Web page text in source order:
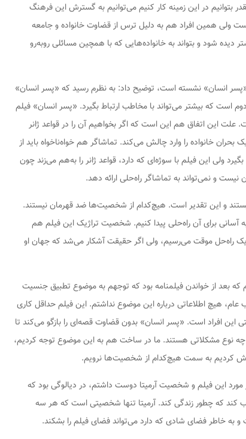
بتوانیم در این زمینه کار کنیم می‌توانیم به گسترش این فرهنگ
ولی همین افراد هم به دلیل ترس از قضاوت خانواده و جامعه
دیده شود و بتواند به خانواده‌هایی که با همچین مسائلی روبه‌رو
انسان» نشسته است، توضیح داد: به نظرم رسید که «پسر انسان»
است که بیشتر می‌تواند با مخاطب ارتباط بگیرد. «پسر انسان» فیلم
علت این اتفاق هم این است که اگر بخواهیم آن را در قواعد ژانر
خانواده را وارد چالش می‌کند. تماشاگر هم خواه‌ناخواه باید از
ولی این فیلم با سوژه‌ای که دارد، قواعد ژانر را به‌هم می‌زند چون
نیست و نمی‌تواند به تماشاگر راه‌حلی ارائه دهد.
و این تقدیر است. هیچ‌کدام از شخصیت‌ها ضد قهرمان نیستند.
به آسانی برای آن راه‌حلی پیدا کنیم. شخصیت تراژیک این فیلم هم
یک راه‌حل موقت می‌رسیم، ولی اگر حقیقت آشکار می‌شد که جهان او
که بعد از خواندن فیلمنامه بود که توجهم به موضوع تطبیق جنسیت
هیچ اطلاعاتی درباره این موضوع نداشتم. این فیلم حداقل کاری
افراد است. «پسر انسان» بدون قضاوت قصه‌ای را بازگو می‌کند تا
چه نوع مشکلاتی هستند. ما در ساخت هم به این موضوع توجه کردیم،
کردیم به سمت هیچ‌کدام از شخصیت‌ها نرویم.
مورد این فیلم و شخصیت آرمیتا دوست داشتم، در دیالوگی بود که
کند که چطور زندگی کند. آرمیتا تنها شخصیتی است که هر سه
خاطر فضای شادی که دارد می‌تواند فضای فیلم را بشکند.